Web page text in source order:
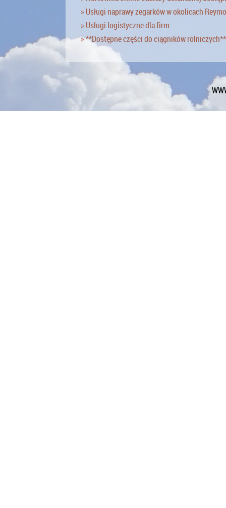
» Usługi naprawy zegarków w okolicach
» Usługi logistyczne dla firm.
» **Dostępne części do ciągników rolniczych**